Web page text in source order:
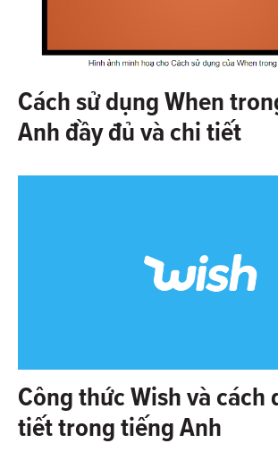
Cách sử dụng When
Anh đầy đủ và chi tiết
Công thức Wish và cách
tiết trong tiếng Anh